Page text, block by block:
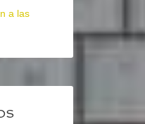
a las